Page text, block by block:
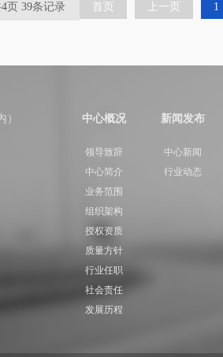
4页 39条记录 首页 上一页 1
中心概况
领导致辞
中心简介
业务范围
组织架构
授权资质
质量方针
行业任职
社会责任
发展历程
新闻发布
中心新闻
行业动态